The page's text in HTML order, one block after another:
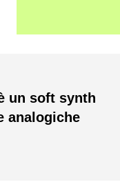
un soft synth
analogiche